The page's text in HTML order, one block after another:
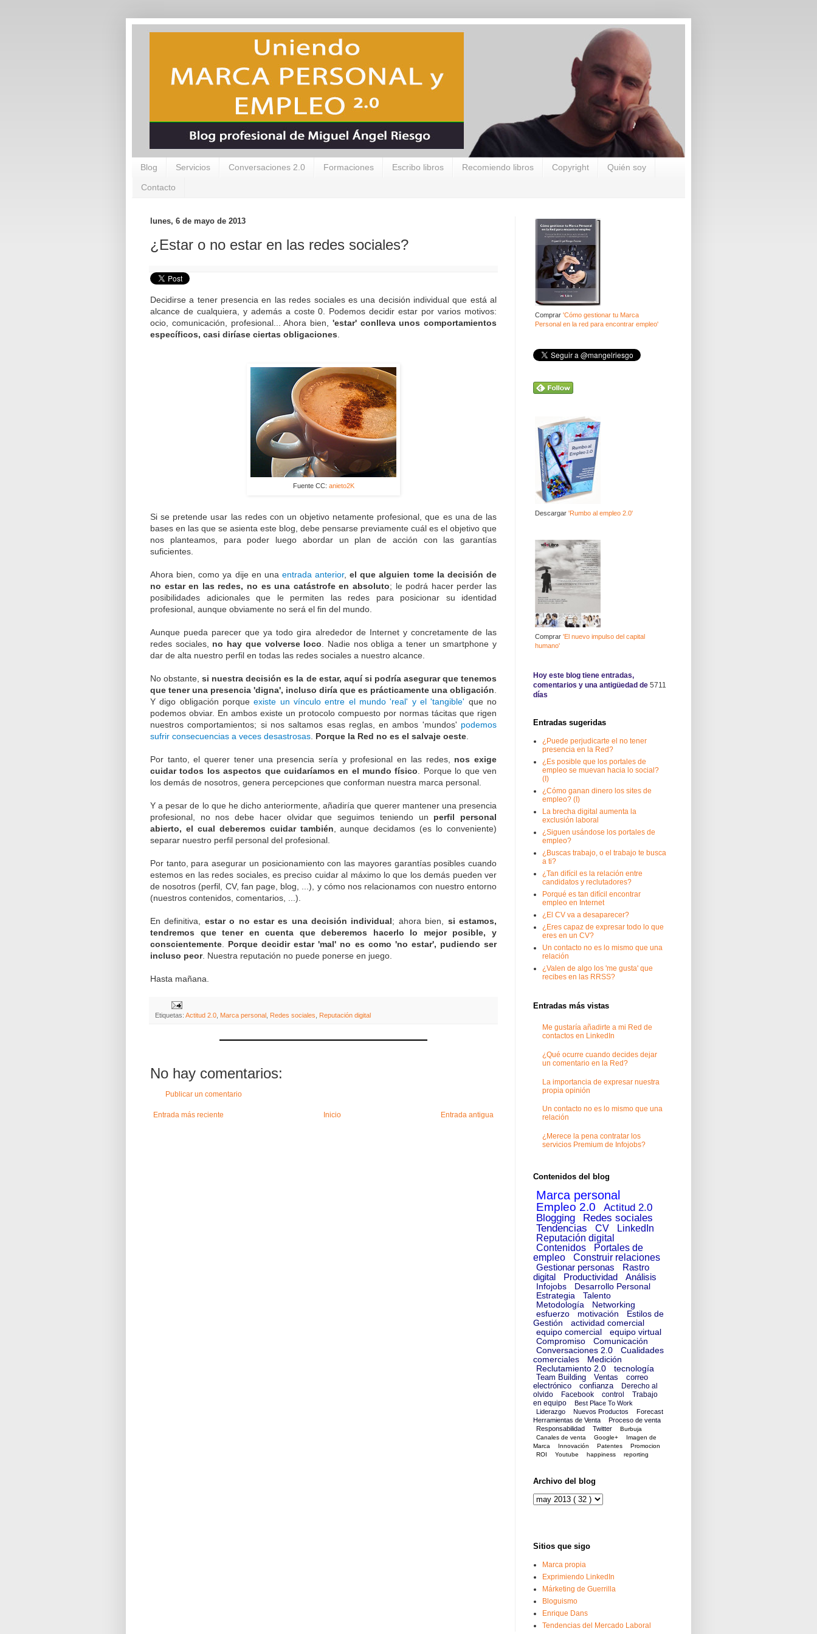
Blog Servicios Conversaciones 2.0 Formaciones Escribo libros Recomiendo libros Copyright Quién soy
Contacto
lunes, 6 de mayo de 2013
¿Estar o no estar en las redes sociales?
Decidirse a tener presencia en las redes sociales es una decisión individual que está al
alcance de cualquiera, y además a coste 0. Podemos decidir estar por varios motivos:
ocio, comunicación, profesional... Ahora bien, 'estar' conlleva unos comportamientos
específicos, casi diríase ciertas obligaciones
Fuente CC: anieto2K
Si se pretende usar las redes con un objetivo netamente profesional, que es una de las
bases en las que se asienta este blog, debe pensarse previamente cuál es el objetivo que
nos planteamos, para poder luego abordar un plan de acción con las garantías
suficientes.
Ahora bien, como ya dije en una entrada anterior,el que alguien tome la decisión de
no estar en las redes, no es una catástrofe en absoluto; le podrá hacer perder las
posibilidades adicionales que le permiten las redes para posicionar su identidad
profesional, aunque obviamente no será el fin del mundo.
Aunque pueda parecer que ya todo gira alrededor de Internet y concretamente de las
redes sociales, no hay que volverse loco . Nadie nos obliga a tener un smartphone y
dar de alta nuestro perfil en todas las redes sociales a nuestro alcance.
No obstante,si nuestra decisión es la de estar, aquí si podría asegurar que tenemos
que tener una presencia 'digna', incluso diría que es prácticamente una obligación
Y digo obligación porqueexiste un vínculo entre el mundo 'real' y el 'tangible' que no
podemos obviar. En ambos existe un protocolo compuesto por normas tácitas que rigen
nuestros comportamientos; si nos saltamos esas reglas, en ambos 'mundos' podemos
sufrir consecuencias a veces desastrosas Porque la Red no es el salvaje oeste
Por tanto, el querer tener una presencia sería y profesional en las redes, nos exige
cuidar todos los aspectos que cuidaríamos en el mundo físico . Porque lo que ven
los demás de nosotros, genera percepciones que conforman nuestra marca personal.
Y a pesar de lo que he dicho anteriormente, añadiría que querer mantener una presencia
profesional, no nos debe hacer olvidar que seguimos teniendo un perfil personal
abierto, el cual deberemos cuidar también , aunque decidamos (es lo conveniente)
separar nuestro perfil personal del profesional.
Por tanto, para asegurar un posicionamiento con las mayores garantías posibles cuando
estemos en las redes sociales, es preciso cuidar al máximo lo que los demás pueden ver
de nosotros (perfil, CV, fan page, blog, ...), y cómo nos relacionamos con nuestro entorno
(nuestros contenidos, comentarios, ...).
En definitiva, estar o no estar es una decisión individual; ahora bien, si estamos,
tendremos que tener en cuenta que deberemos hacerlo lo mejor posible, y
conscientemente
Porque decidir estar 'mal' no es como 'no estar', pudiendo ser
incluso peor. Nuestra reputación no puede ponerse en juego.
Hasta mañana.
Etiquetas: Actitud 2.0 Marca personal Redes sociales Reputación digital
No hay comentarios:
Publicar un comentario
Entrada más reciente Entrada antigua
Inicio
Comprar 'Cómo gestionar tu Marca
Personal en la red para encontrar empleo'
Descargar 'Rumbo al empleo 2.0'
Comprar 'El nuevo impulso del capital
humano'
Hoy este blog tiene entradas,
comentarios y una antigüedad de 5711
días
Entradas sugeridas
¿Puede perjudicarte el no tener
presencia en la Red?
¿Es posible que los portales de
empleo se muevan hacia lo social?
(I)
¿Cómo ganan dinero los sites de
empleo? (I)
La brecha digital aumenta la
exclusión laboral
¿Siguen usándose los portales de
empleo?
¿Buscas trabajo, o el trabajo te busca
a ti?
¿Tan difícil es la relación entre
candidatos y reclutadores?
Porqué es tan difícil encontrar
empleo en Internet
¿El CV va a desaparecer?
¿Eres capaz de expresar todo lo que
eres en un CV?
Un contacto no es lo mismo que una
relación
¿Valen de algo los 'me gusta' que
recibes en las RRSS?
Entradas más vistas
Me gustaría añadirte a mi Red de
contactos en LinkedIn
¿Qué ocurre cuando decides dejar
un comentario en la Red?
La importancia de expresar nuestra
propia opinión
Un contacto no es lo mismo que una
relación
¿Merece la pena contratar los
servicios Premium de Infojobs?
Contenidos del blog
Marca personal
Empleo 2.0
Actitud 2.0
Blogging
Redes sociales
Tendencias
CV
LinkedIn
Reputación digital
Contenidos
Portales de
empleo
Construir relaciones
Gestionar personas
Rastro
digital
Productividad Análisis
Infojobs
Desarrollo Personal
Estrategia
Talento
Metodología
Networking
esfuerzo
motivación
Estilos de
Gestión
actividad comercial
equipo comercial
equipo virtual
Compromiso
Comunicación
Conversaciones 2.0
Cualidades
comerciales
Medición
Reclutamiento 2.0
tecnología
Team Building Ventas
correo
electrónico
confianza
Derecho al
olvido
Facebook control
Trabajo
en equipo
Best Place To Work
Liderazgo
Nuevos Productos
Forecast
Herramientas de Venta
Proceso de venta
Responsabilidad
Twitter
Burbuja
Canales de venta
Google+
Imagen de
Marca
Innovación Patentes
Promocion
ROI
Youtube happiness reporting
Archivo del blog
Sitios que sigo
Marca propia
Exprimiendo LinkedIn
Márketing de Guerrilla
Bloguismo
Enrique Dans
Tendencias del Mercado Laboral